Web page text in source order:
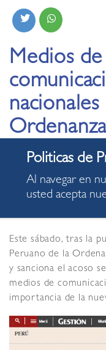
Medios de
Miraflores
Acoso
Este sábado, tras la
Peruano de la
y sanciona el acoso
medios de
importancia de la
Al navegar en
usted acepta